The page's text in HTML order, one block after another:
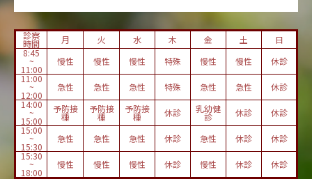
診察
時間 月 火 水 木 金 土
日
8:45
~
11:00
慢性 慢性 慢性 特殊 慢性 慢性
休診
11:00
~
12:00
急性 急性 急性 特殊 急性 急性
休診
14:00
~
15:00
予防接
種
予防接
種
予防接
種 休診 乳幼健
診 休診
休診
15:00
~
15:30
急性 急性 急性 休診 急性 休診
休診
15:30
~
18:00
慢性 慢性 慢性 休診 慢性 休診 休診